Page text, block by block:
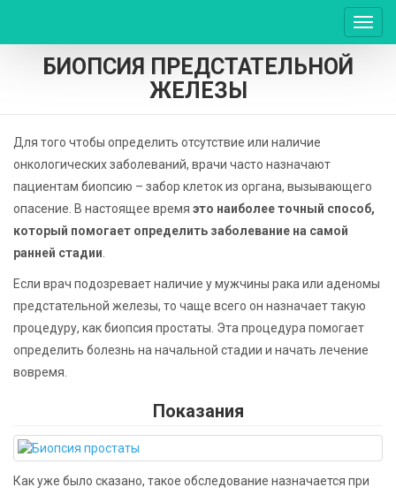
БИОПСИЯ ПРЕДСТАТЕЛЬНОЙ
ЖЕЛЕЗЫ
Для того чтобы определить отсутствие или наличие
онкологических заболеваний, врачи часто назначают
пациентам биопсию – забор клеток из органа, вызывающего
опасение. В настоящее время это наиболее точный способ,
который помогает определить заболевание на самой
ранней стадии
Если врач подозревает наличие у мужчины рака или аденомы
предстательной железы, то чаще всего он назначает такую
процедуру, как биопсия простаты. Эта процедура помогает
определить болезнь на начальной стадии и начать лечение
вовремя.
Показания
Как уже было сказано, такое обследование назначается при